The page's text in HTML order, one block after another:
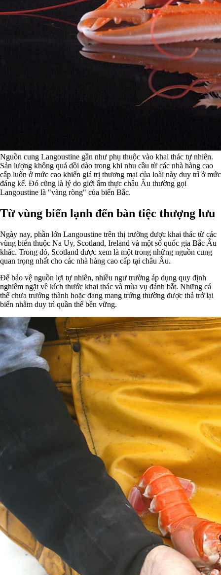
Nguồn cung Langoustine gần như phụ thuộc vào khai thác tự nhiên.
Sản lượng không quá dồi dào trong khi nhu cầu từ các nhà hàng cao
cấp luôn ở mức cao khiến giá trị thương mại của loài này duy trì ở mức
đáng kể. Đó cũng là lý do giới ẩm thực châu Âu thường gọi
Langoustine là "vàng ròng" của biển Bắc.
Từ vùng biển lạnh đến bàn tiệc thượng lưu
Ngày nay, phần lớn Langoustine trên thị trường được khai thác từ các
vùng biển thuộc Na Uy, Scotland, Ireland và một số quốc gia Bắc Âu
khác. Trong đó, Scotland được xem là một trong những nguồn cung
quan trọng nhất cho các nhà hàng cao cấp tại châu Âu.
Để bảo vệ nguồn lợi tự nhiên, nhiều ngư trường áp dụng quy định
nghiêm ngặt về kích thước khai thác và mùa vụ đánh bắt. Những cá
thể chưa trưởng thành hoặc đang mang trứng thường được thả trở lại
biển nhằm duy trì quần thể bền vững.